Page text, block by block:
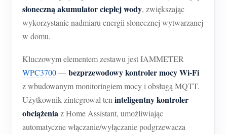
Aplikacje
Monitor zużycia energii elektrycznej
System sterowania grzałką PV
Automatyka domowa
Monitorowanie energii w fabryce
Zasoby
Szybki start produktu
Dokumentacja
Społeczność
Program współtwórców
Centrum współtwórców
Rozwiązania
Kontakt
słoneczną akumulator ciepłej wody, zwiększając
wykorzystanie nadmiaru energii słonecznej wytwarzanej
w domu.
Kluczowym elementem zestawu jest IAMMETER
WPC3700—bezprzewodowy kontroler mocy Wi-Fi
z wbudowanym monitoringiem mocy i obsługą MQTT.
Użytkownik zintegrował teninteligentny kontroler
obciążeniaz Home Assistant, umożliwiając
automatyczne włączanie/wyłączanie podgrzewacza